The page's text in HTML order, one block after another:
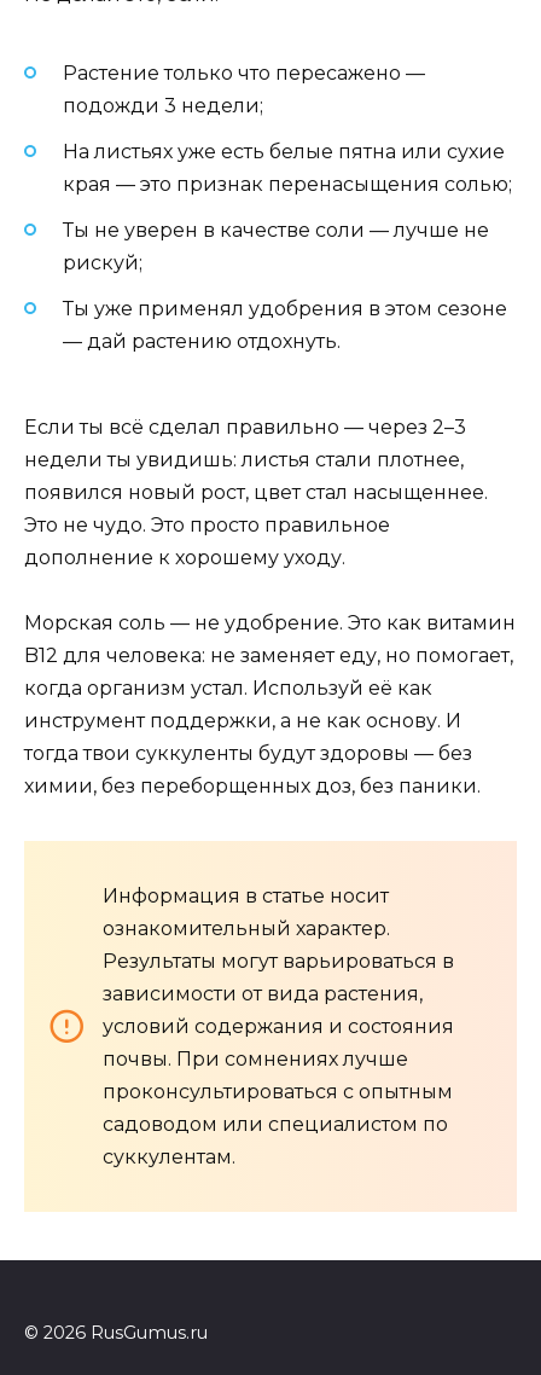
Растение только что пересажено —
подожди 3 недели;
На листьях уже есть белые пятна или сухие
края — это признак перенасыщения солью;
Ты не уверен в качестве соли — лучше не
рискуй;
Ты уже применял удобрения в этом сезоне
— дай растению отдохнуть.
Если ты всё сделал правильно — через 2–3
недели ты увидишь: листья стали плотнее,
появился новый рост, цвет стал насыщеннее.
Это не чудо. Это просто правильное
дополнение к хорошему уходу.
Морская соль — не удобрение. Это как витамин
B12 для человека: не заменяет еду, но помогает,
когда организм устал. Используй её как
инструмент поддержки, а не как основу. И
тогда твои суккуленты будут здоровы — без
химии, без переборщенных доз, без паники.
Информация в статье носит
ознакомительный характер.
Результаты могут варьироваться в
зависимости от вида растения,
условий содержания и состояния
почвы. При сомнениях лучше
проконсультироваться с опытным
садоводом или специалистом по
суккулентам.
© 2026 RusGumus.ru